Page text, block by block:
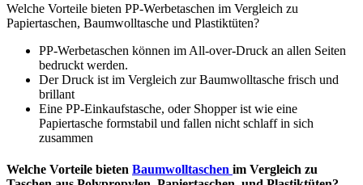
Welche Vorteile bieten PP-Werbetaschen im Vergleich zu
Papiertaschen, Baumwolltasche und Plastiktüten?
PP-Werbetaschen können im All-over-Druck an allen Seiten
bedruckt werden.
Der Druck ist im Vergleich zur Baumwolltasche frisch und
brillant
Eine PP-Einkaufstasche, oder Shopper ist wie eine
Papiertasche formstabil und fallen nicht schlaff in sich
zusammen
Welche Vorteile bieten Baumwolltaschen im Vergleich zu